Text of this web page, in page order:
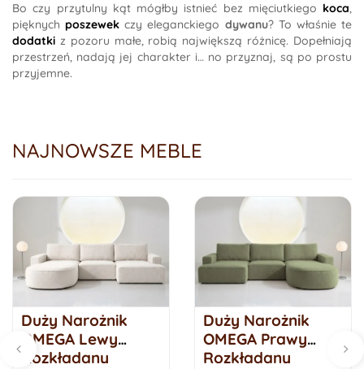
Bo czy przytulny kąt mógłby istnieć bez mięciutkiego koca,
pięknychposzewek czy eleganckiego dywanu? To właśnie te
dodatki z pozoru małe, robią największą różnicę. Dopełniają
przestrzeń, nadają jej charakter i… no przyznaj, są po prostu
przyjemne.
NAJNOWSZE MEBLE
Duży Narożnik
OMEGA Lewy
Rozkładany
Duży Narożnik
OMEGA Prawy
Rozkładany